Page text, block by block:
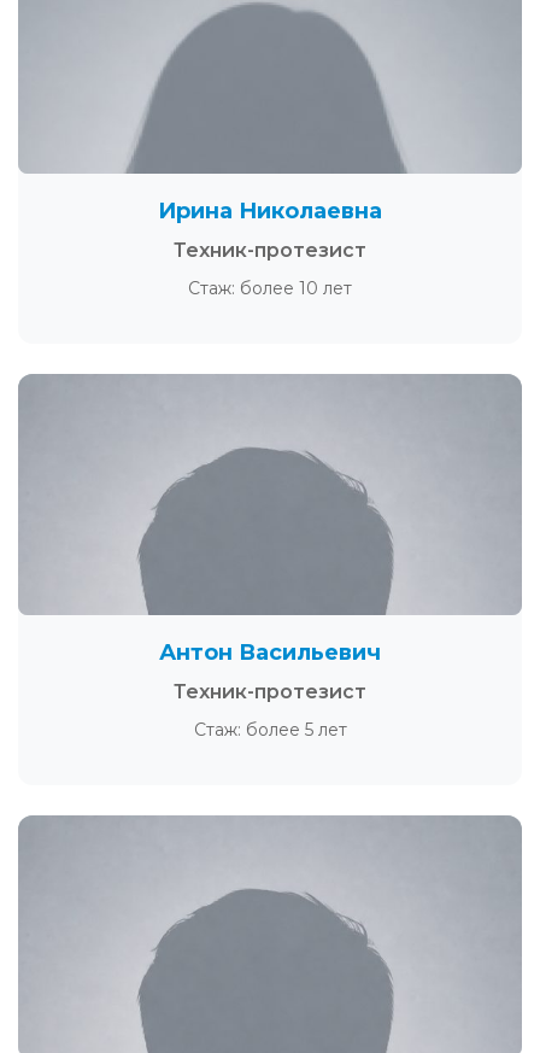
Ирина Николаевна
Техник-протезист
Стаж: более 10 лет
Антон Васильевич
Техник-протезист
Стаж: более 5 лет